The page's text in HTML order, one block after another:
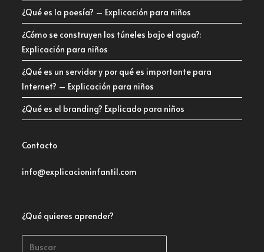
¿Qué es la poesía? – Explicación para niños
¿Cómo se construyen los túneles bajo el agua?:
Explicación para niños
¿Qué es un servidor y por qué es importante para
Internet? – Explicación para niños
¿Qué es el branding? Explicado para niños
Contacto
info@explicacioninfantil.com
¿Qué quieres aprender?